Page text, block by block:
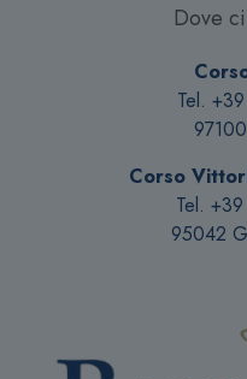
nella
pagina
del
Dove
Tel.
Corso
Tel.
95042